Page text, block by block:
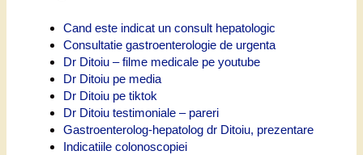
Cand este indicat un consult hepatologic
Consultatie gastroenterologie de urgenta
Dr Ditoiu – filme medicale pe youtube
Dr Ditoiu pe media
Dr Ditoiu pe tiktok
Dr Ditoiu testimoniale – pareri
Gastroenterolog-hepatolog dr Ditoiu, prezentare
Indicatiile colonoscopiei